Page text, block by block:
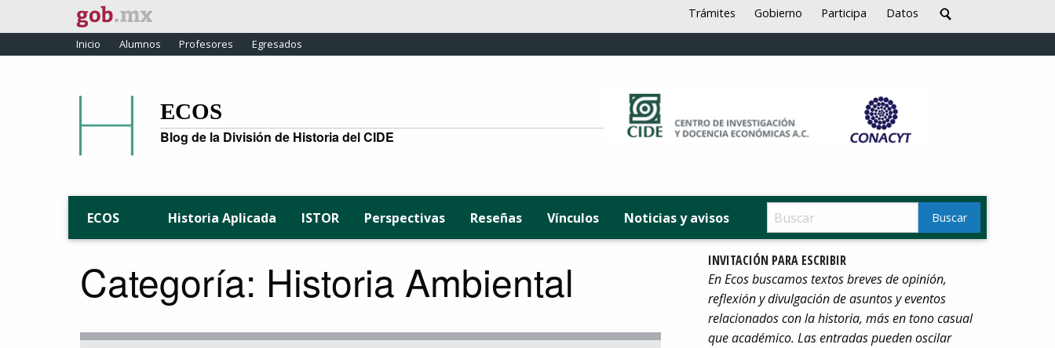
Trámites Gobierno Participa Datos
Inicio Alumnos Profesores Egresados
ECOS
Blog de la División de Historia del CIDE
ECOS Historia Aplicada ISTOR Perspectivas Reseñas Vínculos Noticias y avisos
Categoría: Historia Ambiental
INVITACIÓN PARA ESCRIBIR
En Ecos buscamos textos breves de opinión,
reflexión y divulgación de asuntos y eventos
relacionados con la historia, más en tono casual
que académico. Las entradas pueden oscilar